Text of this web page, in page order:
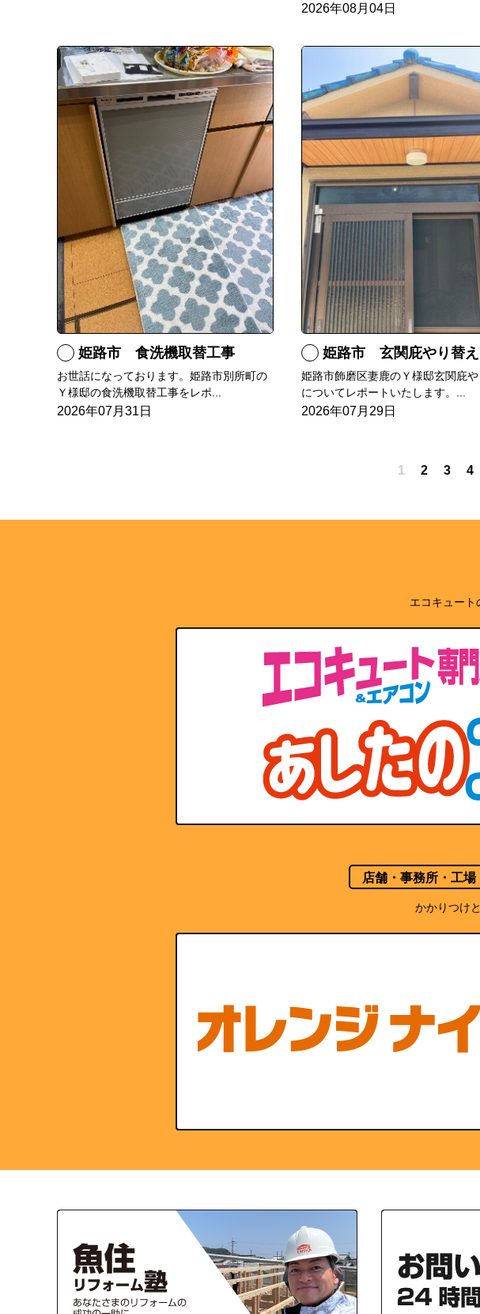
2026年08月04日
姫路市 食洗機取替工事
お世話になっております。姫路市別所町の
Ｙ様邸の食洗機取替工事をレポ...
2026年07月31日
姫路市 玄関庇やり替え
姫路市飾磨区妻鹿のＹ様邸玄関庇や
についてレポートいたします。...
2026年07月29日
1 2 3 4
エコキュート
店舗・事務所・工場
かかりつけ